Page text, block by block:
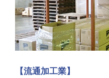
【流通加工業】